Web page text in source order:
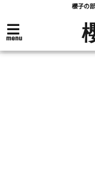
櫻子の
menu